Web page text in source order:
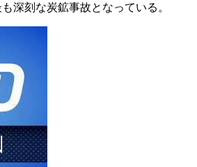
深刻な炭鉱事故となっている。